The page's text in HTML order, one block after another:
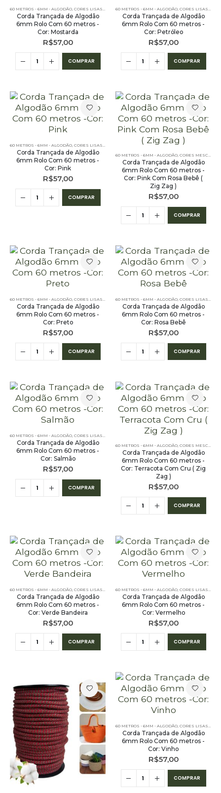
60 METROS - 6MM - ALGODÃO, CORES LISAS - 60 METROS - 6MM - ALGODÃO ,PE – 6MM – ALGODÃO -
Corda Trançada de Algodão
6mm Rolo Com 60 metros -
Cor: Mostarda
R$57,00
COMPRAR
60 METROS - 6MM - ALGODÃO, CORES LISAS - 60 METROS - 6MM - ALGODÃO
Corda Trançada de Algodão
6mm Rolo Com 60 metros -
Cor: Petróleo
R$57,00
COMPRAR
60 METROS - 6MM - ALGODÃO, CORES LISAS - 60 METROS - 6MM - ALGODÃO PE – 6MM – ALGODÃO -
Corda Trançada de Algodão
6mm Rolo Com 60 metros -
Cor: Pink
R$57,00
COMPRAR
60 METROS - 6MM - ALGODÃO, CORES MESCLADAS - 60 METROS - 6MM - ALGODÃO
Corda Trançada de Algodão
6mm Rolo Com 60 metros -
Cor: Pink Com Rosa Bebê (
Zig Zag )
R$57,00
COMPRAR
60 METROS - 6MM - ALGODÃO, CORES LISAS - 60 METROS - 6MM - ALGODÃO ,PE – 6MM – ALGODÃO -
Corda Trançada de Algodão
6mm Rolo Com 60 metros -
Cor: Preto
R$57,00
COMPRAR
60 METROS - 6MM - ALGODÃO, CORES LISAS - 60 METROS - 6MM - ALGODÃO
Corda Trançada de Algodão
6mm Rolo Com 60 metros -
Cor: Rosa Bebê
R$57,00
COMPRAR
60 METROS - 6MM - ALGODÃO, CORES LISAS - 60 METROS - 6MM - ALGODÃO PE – 6MM – ALGODÃO -
Corda Trançada de Algodão
6mm Rolo Com 60 metros -
Cor: Salmão
R$57,00
COMPRAR
60 METROS - 6MM - ALGODÃO, CORES MESCLADAS - 60 METROS - 6MM - ALGODÃO
Corda Trançada de Algodão
6mm Rolo Com 60 metros -
Cor: Terracota Com Cru ( Zig
Zag )
R$57,00
COMPRAR
60 METROS - 6MM - ALGODÃO, CORES LISAS - 60 METROS - 6MM - ALGODÃO ,PE – 6MM – ALGODÃO -
Corda Trançada de Algodão
6mm Rolo Com 60 metros -
Cor: Verde Bandeira
R$57,00
COMPRAR
60 METROS - 6MM - ALGODÃO, CORES LISAS - 60 METROS - 6MM - ALGODÃO
Corda Trançada de Algodão
6mm Rolo Com 60 metros -
Cor: Vermelho
R$57,00
COMPRAR
60 METROS - 6MM - ALGODÃO, CORES LISAS - 60 METROS - 6MM - ALGODÃO
Corda Trançada de Algodão
6mm Rolo Com 60 metros -
Cor: Vinho
R$57,00
COMPRAR